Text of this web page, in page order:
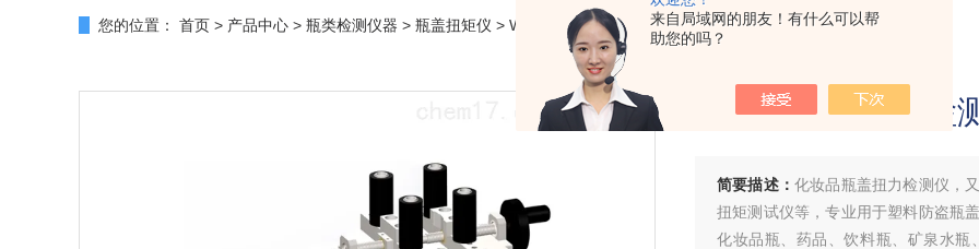
来自局域网的朋友！有什么可以帮
助您的吗？
您的位置： 首页 > 产品中心 > 瓶类检测仪器 > 瓶盖扭矩仪 > WTT-05化妆品瓶盖扭力检测仪
化妆品瓶盖扭力检
简要描述： 化妆品瓶盖扭力检测仪，
扭矩测试仪等，专业用于塑料防盗瓶
化妆品瓶、药品、饮料瓶、矿泉水